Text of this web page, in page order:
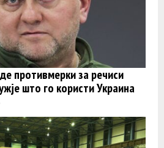
противмерки за речиси
што го користи Украина